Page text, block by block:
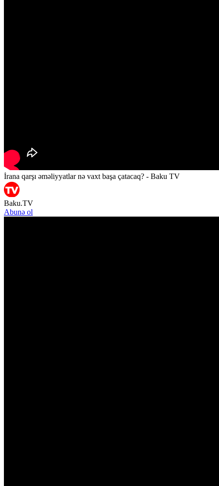
İrana qarşı əməliyyatlar nə vaxt başa çatacaq? - Baku TV
Baku.TV
Abunə ol